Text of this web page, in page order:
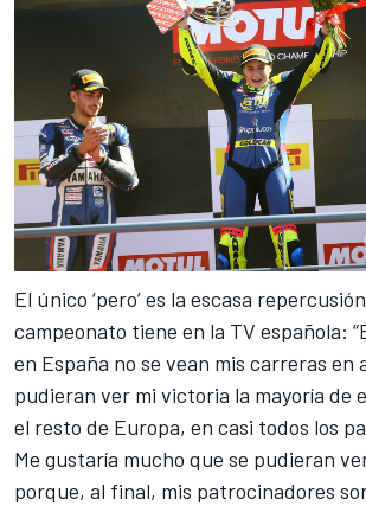
El único ‘pero’ es la escasa
campeonato tiene en la TV española:
en España no se vean mis carreras en
pudieran ver mi victoria la mayoría de
el resto de Europa, en casi todos los
Me gustaría mucho que se pudieran
porque, al final, mis patrocinadores